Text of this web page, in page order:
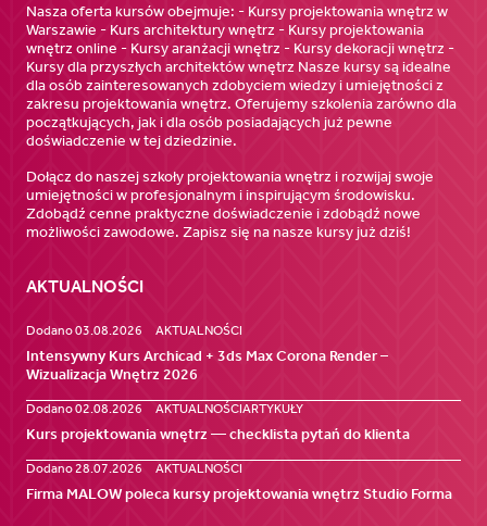
Nasza oferta kursów obejmuje: - Kursy projektowania wnętrz w
Warszawie - Kurs architektury wnętrz - Kursy projektowania
wnętrz online - Kursy aranżacji wnętrz - Kursy dekoracji wnętrz -
Kursy dla przyszłych architektów wnętrz Nasze kursy są idealne
dla osób zainteresowanych zdobyciem wiedzy i umiejętności z
zakresu projektowania wnętrz. Oferujemy szkolenia zarówno dla
początkujących, jak i dla osób posiadających już pewne
doświadczenie w tej dziedzinie.
Dołącz do naszej szkoły projektowania wnętrz i rozwijaj swoje
umiejętności w profesjonalnym i inspirującym środowisku.
Zdobądź cenne praktyczne doświadczenie i zdobądź nowe
możliwości zawodowe. Zapisz się na nasze kursy już dziś!
AKTUALNOŚCI
Dodano 03.08.2026 AKTUALNOŚCI
Intensywny Kurs Archicad + 3ds Max Corona Render –
Wizualizacja Wnętrz 2026
Dodano 02.08.2026 AKTUALNOŚCIARTYKUŁY
Kurs projektowania wnętrz — checklista pytań do klienta
Dodano 28.07.2026 AKTUALNOŚCI
Firma MALOW poleca kursy projektowania wnętrz Studio Forma